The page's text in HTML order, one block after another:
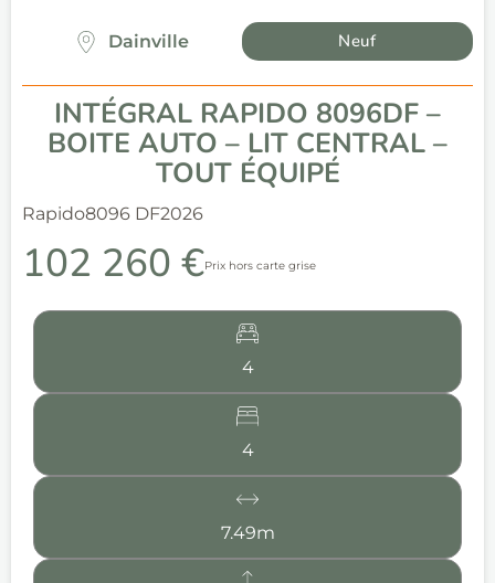
Dainville Neuf
INTÉGRAL RAPIDO 8096DF –
BOITE AUTO – LIT CENTRAL –
TOUT ÉQUIPÉ
Rapido8096 DF2026
102 260 €Prix hors carte grise
4
4
7.49m